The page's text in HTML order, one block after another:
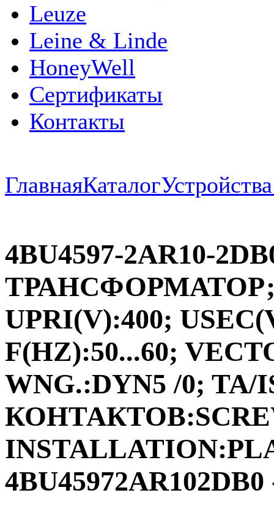
Leuze
Leine & Linde
HoneyWell
Сертификаты
Контакты
ГлавнаяКаталог
4BU4597-2AR10-
UPRI(V):400;
F(HZ):50...60;
WNG.:DYN5 /0;